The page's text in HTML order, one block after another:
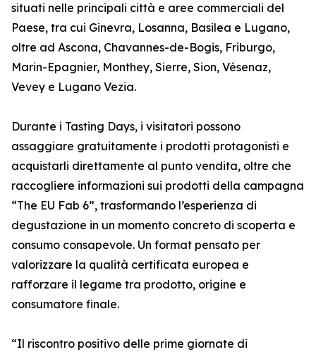
situati nelle principali città e aree commerciali del
Paese, tra cui Ginevra, Losanna, Basilea e Lugano,
oltre ad Ascona, Chavannes-de-Bogis, Friburgo,
Marin-Epagnier, Monthey, Sierre, Sion, Vésenaz,
Vevey e Lugano Vezia.
Durante i Tasting Days, i visitatori possono
assaggiare gratuitamente i prodotti protagonisti e
acquistarli direttamente al punto vendita, oltre che
raccogliere informazioni sui prodotti della campagna
“The EU Fab 6”, trasformando l’esperienza di
degustazione in un momento concreto di scoperta e
consumo consapevole. Un format pensato per
valorizzare la qualità certificata europea e
rafforzare il legame tra prodotto, origine e
consumatore finale.
“Il riscontro positivo delle prime giornate di